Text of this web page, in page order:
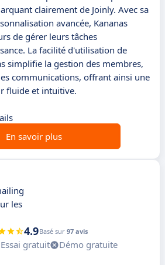
clairement de Joinly. Avec sa
avancée, Kananas
de gérer leurs tâches
La facilité d'utilisation de
simplifie la gestion des membres,
communications, offrant ainsi une
fluide et intuitive.
En savoir plus
les
4.9Basé sur 97 avis
Essai gratuit
Démo gratuite